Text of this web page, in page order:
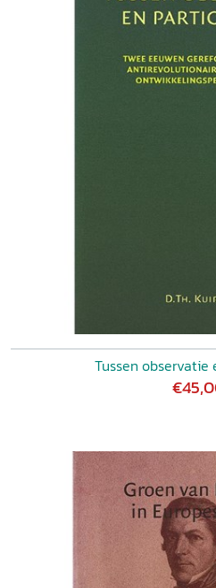
Tussen